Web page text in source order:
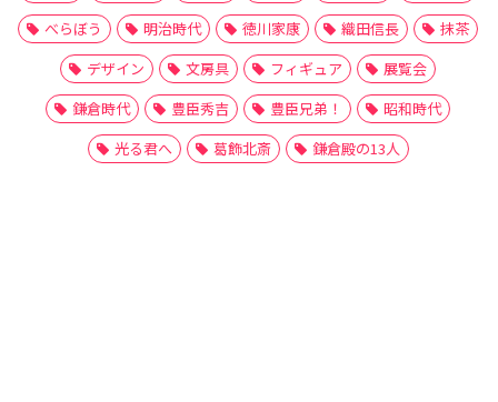
べらぼう
明治時代 徳川家康 織田信長
抹茶
デザイン
文房具 フィギュア
展覧会
鎌倉時代
豊臣秀吉 豊臣兄弟！
昭和時代
光る君へ
葛飾北斎 鎌倉殿の13人